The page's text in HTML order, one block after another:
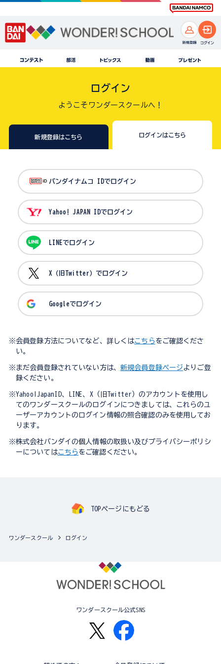
ログイン
ようこそワンダースクールへ！
新規登録はこちら ログインはこちら
バンダイナムコ IDでログイン
Yahoo! JAPAN IDでログイン
LINEでログイン
X（旧Twitter）でログイン
Googleでログイン
※会員登録方法についてなど、詳しくはこちら をご確認くださ
い。
※まだ会員登録されていない方は、 新規会員登録ページ よりご登
録ください。
※Yahoo!JapanID、LINE、X（旧Twitter）のアカウントを使用し
てのワンダースクールのログインにつきましては、これらのユ
ーザーアカウントのログイン情報の照合確認のみを使用してお
ります。
※株式会社バンダイの個人情報の取扱い及びプライバシーポリシ
ーについてはこちら をご確認ください。
TOPページにもどる
ワンダースクール ログイン
ワンダースクール公式SNS